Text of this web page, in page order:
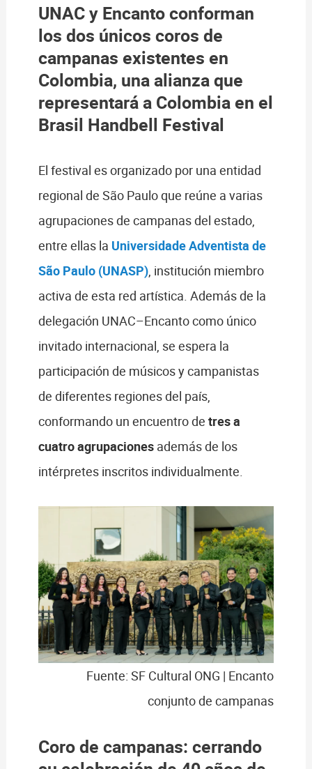
UNAC y Encanto conforman
los dos únicos coros de
campanas existentes en
Colombia, una alianza que
representará a Colombia en el
Brasil Handbell Festival
El festival es organizado por una entidad
regional de São Paulo que reúne a varias
agrupaciones de campanas del estado,
entre ellas la Universidade Adventista de
São Paulo (UNASP), institución miembro
activa de esta red artística. Además de la
delegación UNAC–Encanto como único
invitado internacional, se espera la
participación de músicos y campanistas
de diferentes regiones del país,
conformando un encuentro de tres a
cuatro agrupacionesademás de los
intérpretes inscritos individualmente.
Fuente: SF Cultural ONG | Encanto
conjunto de campanas
Coro de campanas: cerrando